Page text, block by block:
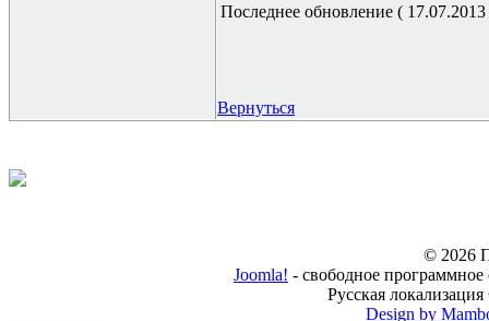
Последнее обновление ( 17.07.2013
Вернуться
© 2026
Joomla! - свободное
Русская
Design by